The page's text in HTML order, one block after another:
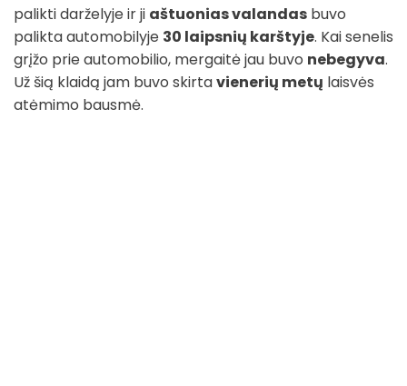
palikti darželyje ir ji aštuonias valandas buvo
palikta automobilyje 30 laipsnių karštyje. Kai senelis
grįžo prie automobilio, mergaitė jau buvo nebegyva.
Už šią klaidą jam buvo skirtavienerių metų laisvės
atėmimo bausmė.